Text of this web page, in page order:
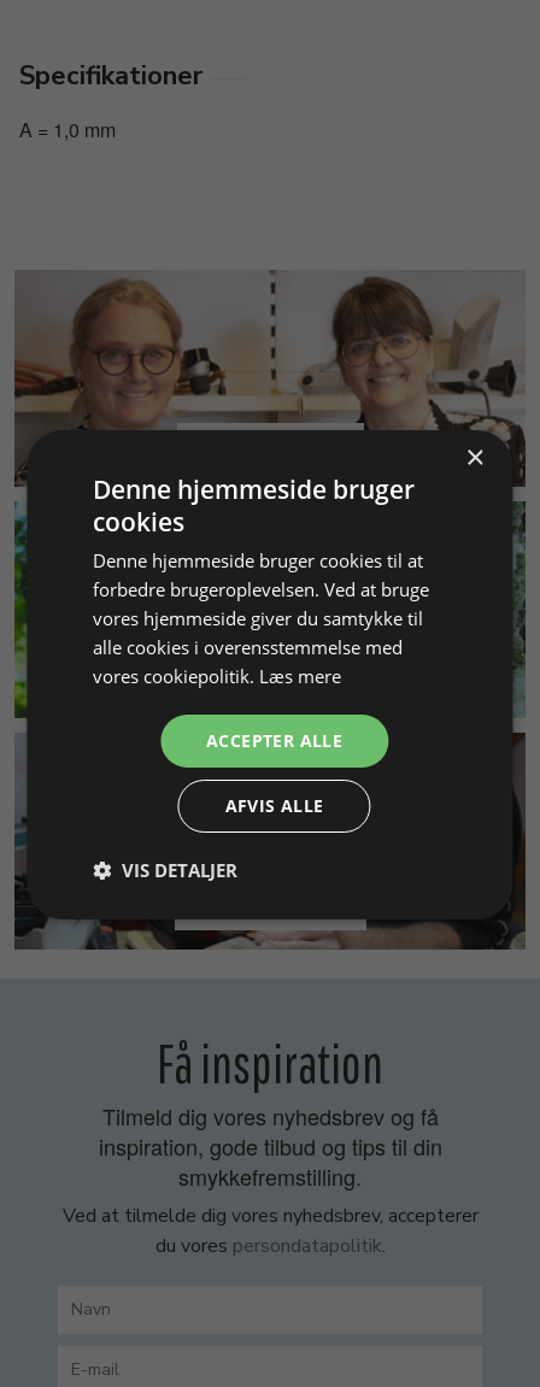
Specifikationer
A = 1,0 mm
MILJØ & BÆREDYGTIGHED
Få inspiration
Tilmeld dig vores nyhedsbrev og få
inspiration, gode tilbud og tips til din
smykkefremstilling.
Ved at tilmelde dig vores nyhedsbrev, accepterer
du vores persondatapolitik.
×
Denne hjemmeside bruger
cookies
Denne hjemmeside bruger cookies til at
forbedre brugeroplevelsen. Ved at bruge
vores hjemmeside giver du samtykke til
alle cookies i overensstemmelse med
vores cookiepolitik. Læs mere
ACCEPTER ALLE
AFVIS ALLE
VIS DETALJER